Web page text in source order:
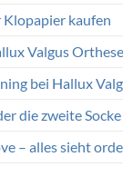
Klopapier kaufen
Valgus
bei Hallux
die zweite
– alles sieht